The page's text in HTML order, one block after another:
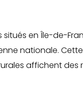
en Île-de-
nationale.
affichent des